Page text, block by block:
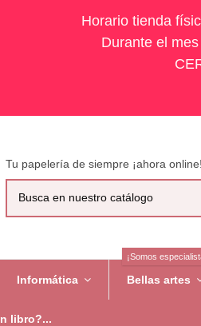
Horario tienda
Durante el
Tu papelería de siempre ¡ahora online!
Informática Bellas artes
¡Somos
libro?...